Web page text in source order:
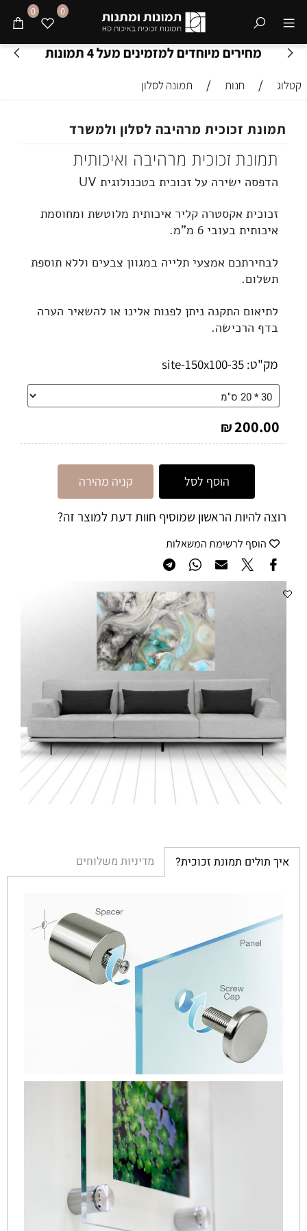
מחירים מיוחדים למזמינים מעל 4 תמונות
0 0
קטלוג / חנות / תמונה לסלון
תמונת זכוכית מרהיבה לסלון ולמשרד
תמונת זכוכית מרהיבה ואיכותית
הדפסה ישירה על זכוכית בטכנולוגית UV
זכוכית אקסטרה קליר איכותית מלוטשת ומחוסמת
איכותית בעובי 6 מ”מ.
לבחירתכם אמצעי תלייה במגוון צבעים וללא תוספת
תשלום.
לתיאום התקנה ניתן לפנות אלינו או להשאיר הערה
בדף הרכישה.
מק"ט: 35-site-150x100
₪200.00
הוסף לסל קניה מהירה
רוצה להיות הראשון שמוסיף חוות דעת למוצר זה?
הוסף לרשימת המשאלות
איך תולים תמונת זכוכית? מדיניות משלוחים